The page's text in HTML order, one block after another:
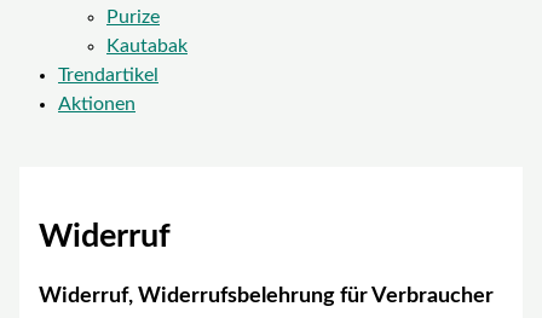
Purize
Kautabak
Trendartikel
Aktionen
Widerruf
Widerruf, Widerrufsbelehrung für Verbraucher